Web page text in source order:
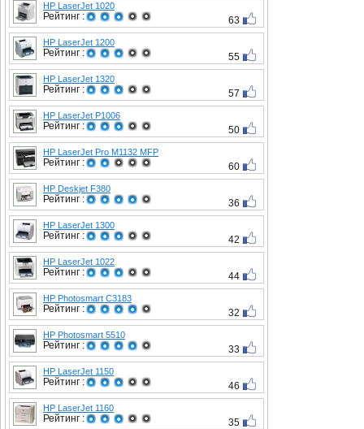
HP LaserJet 1020
Рейтинг : 63
HP LaserJet 1200
Рейтинг : 55
HP LaserJet 1320
Рейтинг : 57
HP LaserJet P1006
Рейтинг : 50
HP LaserJet Pro M1132 MFP
Рейтинг : 60
HP Deskjet F380
Рейтинг : 36
HP LaserJet 1300
Рейтинг : 42
HP LaserJet 1022
Рейтинг : 44
HP Photosmart C3183
Рейтинг : 32
HP Photosmart 5510
Рейтинг : 33
HP LaserJet 1150
Рейтинг : 46
HP LaserJet 1160
Рейтинг : 35